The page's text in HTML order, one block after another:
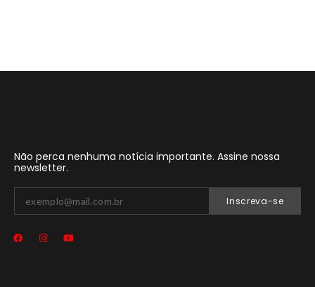
Não perca nenhuma notícia importante. Assine nossa
newsletter.
Inscreva-se